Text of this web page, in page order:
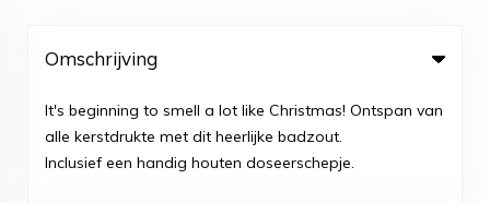
Omschrijving
It's beginning to smell a lot like Christmas! Ontspan van
alle kerstdrukte met dit heerlijke badzout.
Inclusief een handig houten doseerschepje.